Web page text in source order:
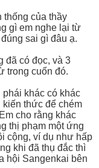
thống của thầy
gì em nghe lại từ
sai gì đâu ạ.
đã có đọc, và 3
trong cuốn đó.
khác có khác
kiến thức để chém
cho rằng khác
thị phạm một ứng
cộng, ví dụ như hấp
khi đã thụ đắc thì
hội Sangenkai bên